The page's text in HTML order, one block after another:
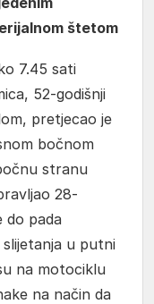
štetom
7.45 sati
52-godišnji
pretjecao je
bočnom
stranu
28-
do pada
u putni
na motociklu
na način da